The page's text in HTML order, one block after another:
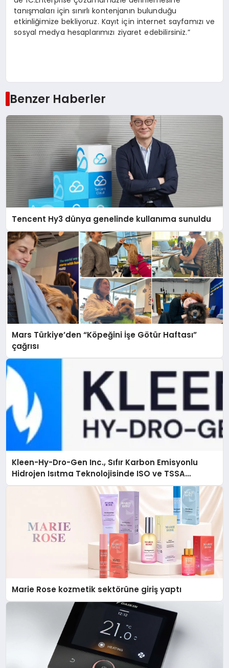
tanışmaları için sınırlı kontenjanın bulunduğu
etkinliğimize bekliyoruz. Kayıt için internet sayfamızı ve
sosyal medya hesaplarımızı ziyaret edebilirsiniz.”
Benzer Haberler
Tencent Hy3 dünya genelinde kullanıma sunuldu
Mars Türkiye’den “Köpeğini İşe Götür Haftası”
çağrısı
Kleen-Hy-Dro-Gen Inc., Sıfır Karbon Emisyonlu
Hidrojen Isıtma Teknolojisinde ISO ve TSSA
Düzenleyici Onaylarını Aldı
Marie Rose kozmetik sektörüne giriş yaptı